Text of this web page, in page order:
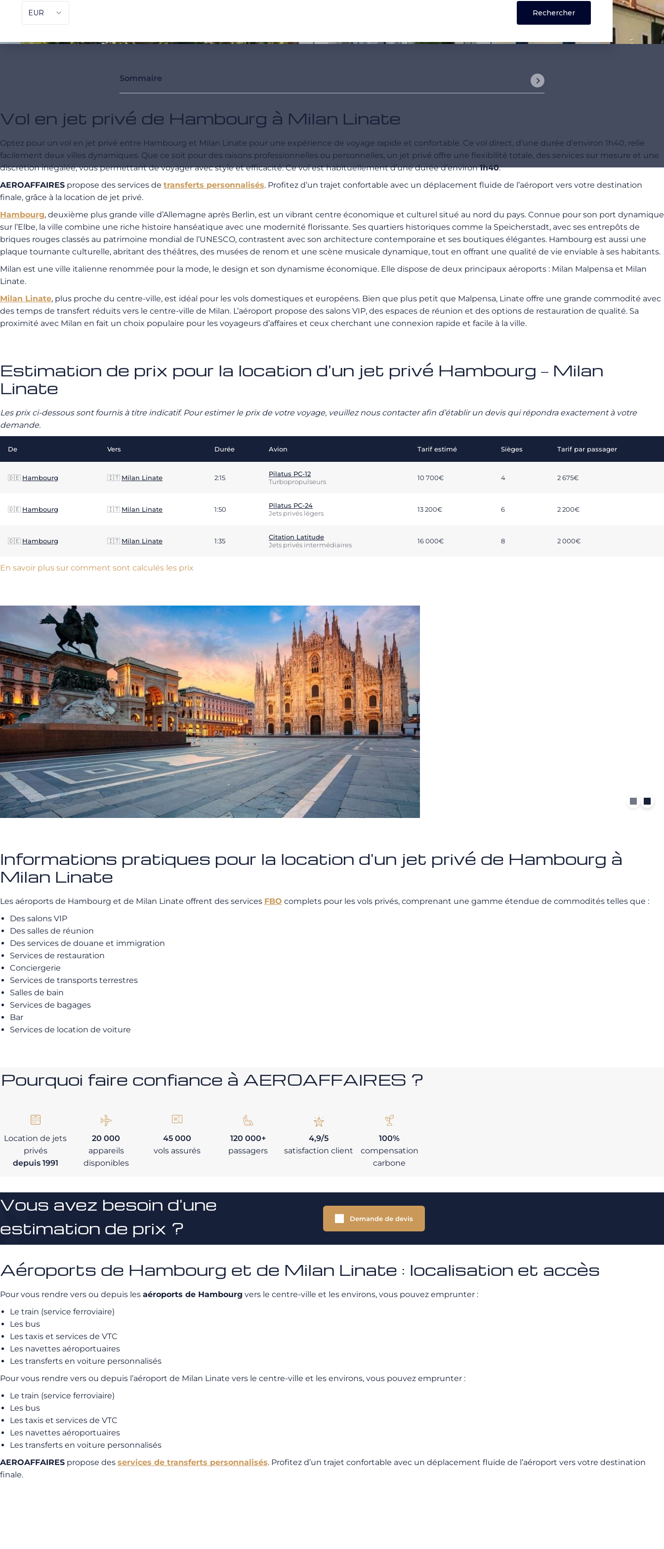
Sommaire
Vol en jet privé de Hambourg à Milan Linate
Optez pour un vol en jet privé entre Hambourg et Milan Linate pour une expérience de voyage rapide et confortable. Ce vol direct, d’une durée d’environ 1h40, relie
facilement deux villes dynamiques. Que ce soit pour des raisons professionnelles ou personnelles, un jet privé offre une flexibilité totale, des services sur mesure et une
discrétion inégalée, vous permettant de voyager avec style et efficacité. Ce vol est habituellement d’une durée d’environ1h40.
AEROAFFAIRES propose des services de transferts personnalisés. Profitez d’un trajet confortable avec un déplacement fluide de l’aéroport vers votre destination
finale, grâce à la location de jet privé.
Hambourg, deuxième plus grande ville d’Allemagne après Berlin, est un vibrant centre économique et culturel situé au nord du pays. Connue pour son port dynamique
sur l’Elbe, la ville combine une riche histoire hanséatique avec une modernité florissante. Ses quartiers historiques comme la Speicherstadt, avec ses entrepôts de
briques rouges classés au patrimoine mondial de l’UNESCO, contrastent avec son architecture contemporaine et ses boutiques élégantes. Hambourg est aussi une
plaque tournante culturelle, abritant des théâtres, des musées de renom et une scène musicale dynamique, tout en offrant une qualité de vie enviable à ses habitants.
Milan est une ville italienne renommée pour la mode, le design et son dynamisme économique. Elle dispose de deux principaux aéroports : Milan Malpensa et Milan
Linate.
Milan Linate, plus proche du centre-ville, est idéal pour les vols domestiques et européens. Bien que plus petit que Malpensa, Linate offre une grande commodité avec
des temps de transfert réduits vers le centre-ville de Milan. L’aéroport propose des salons VIP, des espaces de réunion et des options de restauration de qualité. Sa
proximité avec Milan en fait un choix populaire pour les voyageurs d’affaires et ceux cherchant une connexion rapide et facile à la ville.
Estimation de prix pour la location d'un jet privé Hambourg – Milan
Linate
Les prix ci-dessous sont fournis à titre indicatif. Pour estimer le prix de votre voyage, veuillez nous contacter afin d’établir un devis qui répondra exactement à votre
demande.
De Vers Durée Avion Tarif estimé Sièges Tarif par passager
🇩🇪 Hambourg 🇮🇹 Milan Linate 2:15
Pilatus PC-12
Turbopropulseurs
10 700€ 4 2 675€
🇩🇪 Hambourg 🇮🇹 Milan Linate 1:50
Pilatus PC-24
Jets privés légers
13 200€ 6 2 200€
🇩🇪 Hambourg 🇮🇹 Milan Linate 1:35
Citation Latitude
Jets privés intermédiaires
16 000€ 8 2 000€
En savoir plus sur comment sont calculés les prix
Informations pratiques pour la location d'un jet privé de Hambourg à
Milan Linate
Les aéroports de Hambourg et de Milan Linate offrent des services FBO complets pour les vols privés, comprenant une gamme étendue de commodités telles que :
Des salons VIP
Des salles de réunion
Des services de douane et immigration
Services de restauration
Conciergerie
Services de transports terrestres
Salles de bain
Services de bagages
Bar
Services de location de voiture
Pourquoi faire confiance à AEROAFFAIRES ?
Location de jets
privés
depuis 1991
20 000
appareils
disponibles
45 000
vols assurés
120 000+
passagers
4,9/5
satisfaction client
100%
compensation
carbone
Vous avez besoin d'une
estimation de prix ?
Demande de devis
Aéroports de Hambourg et de Milan Linate : localisation et accès
Pour vous rendre vers ou depuis les aéroports de Hambourg vers le centre-ville et les environs, vous pouvez emprunter :
Le train (service ferroviaire)
Les bus
Les taxis et services de VTC
Les navettes aéroportuaires
Les transferts en voiture personnalisés
Pour vous rendre vers ou depuis l’aéroport de Milan Linate vers le centre-ville et les environs, vous pouvez emprunter :
Le train (service ferroviaire)
Les bus
Les taxis et services de VTC
Les navettes aéroportuaires
Les transferts en voiture personnalisés
AEROAFFAIRES propose des services de transferts personnalisés. Profitez d’un trajet confortable avec un déplacement fluide de l’aéroport vers votre destination
finale.